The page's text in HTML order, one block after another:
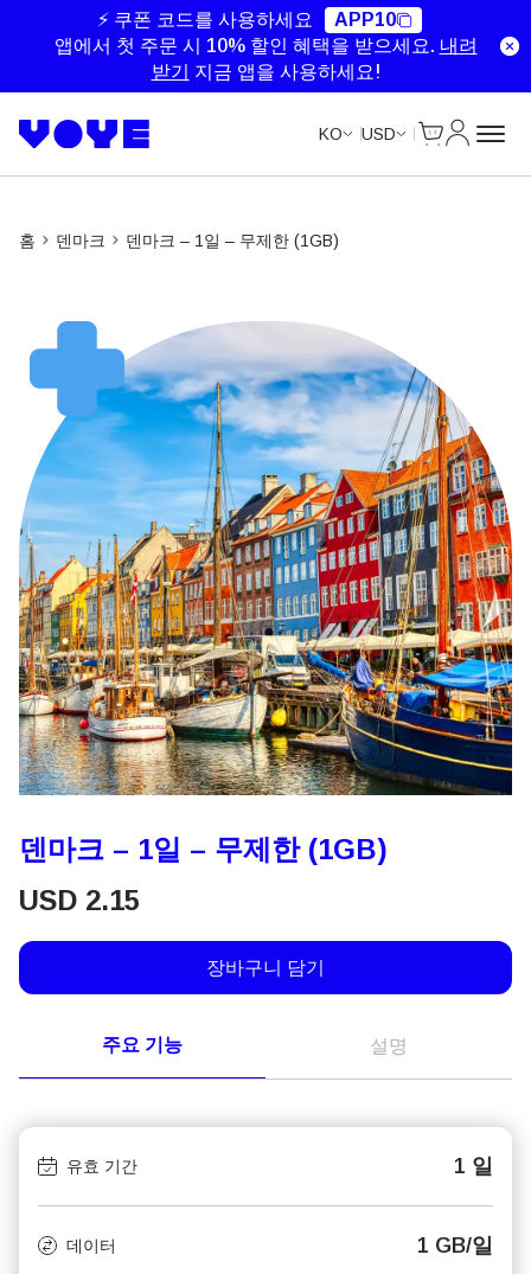
⚡ 쿠폰 코드를 사용하세요
APP10
앱에서 첫 주문 시 10% 할인 혜택을 받으세요. 내려
받기
지금 앱을 사용하세요!
KO USD
홈 덴마크 덴마크 – 1일 – 무제한 (1GB)
덴마크 – 1일 – 무제한 (1GB)
USD 2.15
장바구니 담기
주요 기능 설명
유효 기간 1 일
데이터 1 GB/일
Unlimited Data
Unlimited Data
Unlimited Data
Unlimited Data